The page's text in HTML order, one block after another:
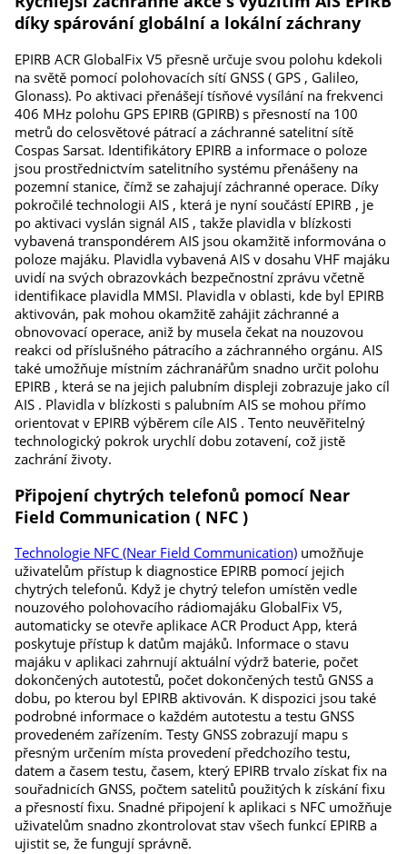
díky spárování globální a lokální záchrany
EPIRB ACR GlobalFix V5 přesně určuje svou polohu kdekoli
na světě pomocí polohovacích sítí GNSS ( GPS , Galileo,
Glonass). Po aktivaci přenášejí tísňové vysílání na frekvenci
406 MHz polohu GPS EPIRB (GPIRB) s přesností na 100
metrů do celosvětové pátrací a záchranné satelitní sítě
Cospas Sarsat. Identifikátory EPIRB a informace o poloze
jsou prostřednictvím satelitního systému přenášeny na
pozemní stanice, čímž se zahajují záchranné operace. Díky
pokročilé technologii AIS , která je nyní součástí EPIRB , je
po aktivaci vyslán signál AIS , takže plavidla v blízkosti
vybavená transpondérem AIS jsou okamžitě informována o
poloze majáku. Plavidla vybavená AIS v dosahu VHF majáku
uvidí na svých obrazovkách bezpečnostní zprávu včetně
identifikace plavidla MMSI. Plavidla v oblasti, kde byl EPIRB
aktivován, pak mohou okamžitě zahájit záchranné a
obnovovací operace, aniž by musela čekat na nouzovou
reakci od příslušného pátracího a záchranného orgánu. AIS
také umožňuje místním záchranářům snadno určit polohu
EPIRB , která se na jejich palubním displeji zobrazuje jako cíl
AIS . Plavidla v blízkosti s palubním AIS se mohou přímo
orientovat v EPIRB výběrem cíle AIS . Tento neuvěřitelný
technologický pokrok urychlí dobu zotavení, což jistě
zachrání životy.
Připojení chytrých telefonů pomocí Near
Field Communication ( NFC )
Technologie NFC (Near Field Communication) umožňuje
uživatelům přístup k diagnostice EPIRB pomocí jejich
chytrých telefonů. Když je chytrý telefon umístěn vedle
nouzového polohovacího rádiomajáku GlobalFix V5,
automaticky se otevře aplikace ACR Product App, která
poskytuje přístup k datům majáků. Informace o stavu
majáku v aplikaci zahrnují aktuální výdrž baterie, počet
dokončených autotestů, počet dokončených testů GNSS a
dobu, po kterou byl EPIRB aktivován. K dispozici jsou také
podrobné informace o každém autotestu a testu GNSS
provedeném zařízením. Testy GNSS zobrazují mapu s
přesným určením místa provedení předchozího testu,
datem a časem testu, časem, který EPIRB trvalo získat fix na
souřadnicích GNSS, počtem satelitů použitých k získání fixu
a přesností fixu. Snadné připojení k aplikaci s NFC umožňuje
uživatelům snadno zkontrolovat stav všech funkcí EPIRB a
ujistit se, že fungují správně.